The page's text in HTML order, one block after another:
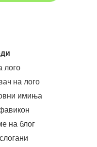
лого
на лого
имиња
на блог